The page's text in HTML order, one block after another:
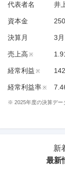
代表者名 井
資本金
決算月 3 月
売上高 ※
経常利益 ※
経常利益率※
※ 2025年度の決算デー
新
最新